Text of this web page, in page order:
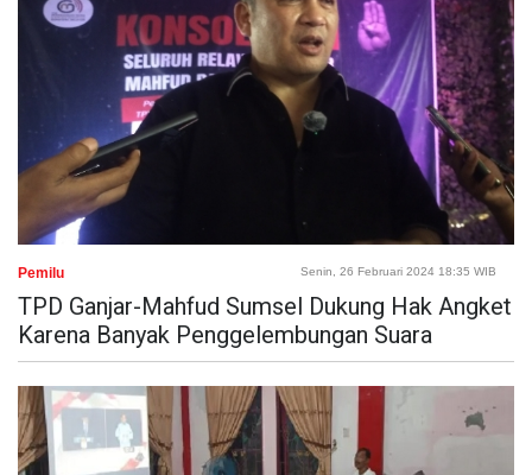
Pemilu Senin, 26 Februari 2024 18:35 WIB
TPD Ganjar-Mahfud Sumsel Dukung Hak Angket
Karena Banyak Penggelembungan Suara